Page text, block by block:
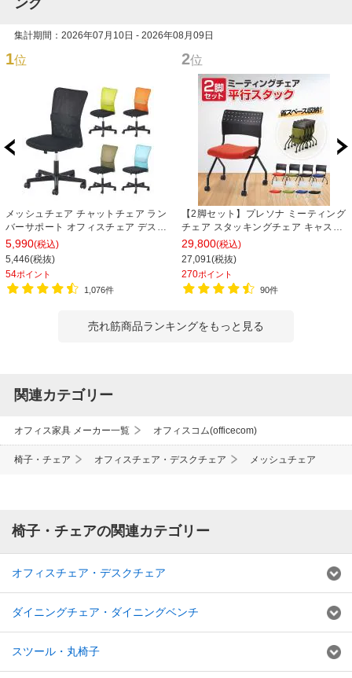
集計期間：2026年07月10日 - 2026年08月09日
1位
メッシュチェア チャットチェア ラン
バーサポート オフィスチェア デスク
チェア 会議椅子 幅580×奥行580×高
さ835-930mm
5,990(税込)
5,446(税抜)
54ポイント
1,076件
2位
【2脚セット】プレソナ ミーティング
チェア スタッキングチェア キャスタ
ー付き 座面クッション 幅570×奥行
565×高さ805mm 会議室 収納 法人
大人数 重ねる 会議用椅子 会議用チェ
ア
29,800(税込)
27,091(税抜)
270ポイント
90件
売れ筋商品ランキングをもっと見る
関連カテゴリー
オフィス家具 メーカー一覧 オフィスコム(officecom)
椅子・チェア オフィスチェア・デスクチェア メッシュチェア
椅子・チェアの関連カテゴリー
オフィスチェア・デスクチェア
ダイニングチェア・ダイニングベンチ
スツール・丸椅子